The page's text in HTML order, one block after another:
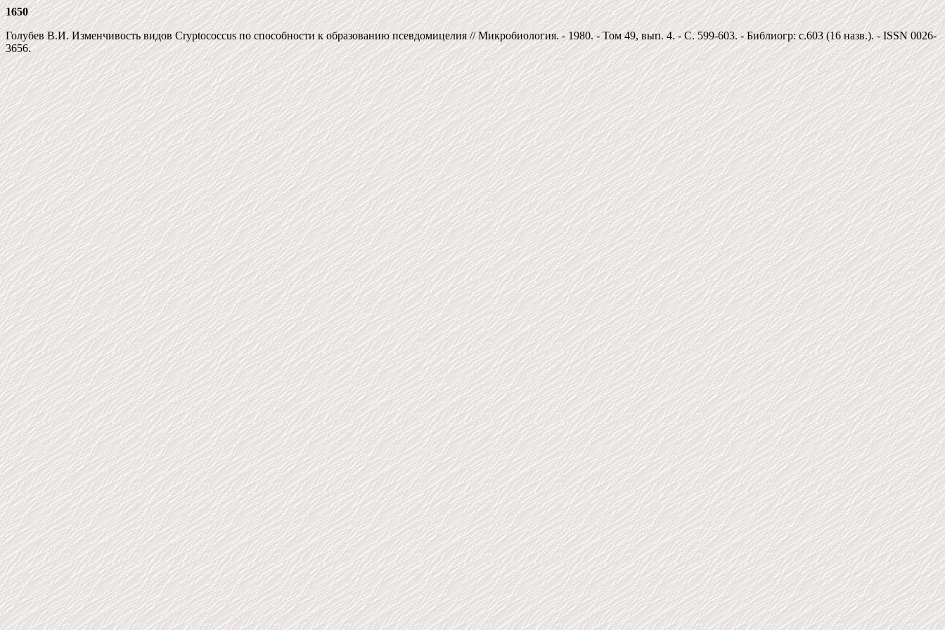
1650
Голубев В.И. Изменчивость видов Cryptococcus по способности к образованию псевдомицелия // Микробиология. - 1980. - Том 49, вып. 4. - С. 599-603. - Библиогр: c.603 (16 назв.). - ISSN 0026-
3656.